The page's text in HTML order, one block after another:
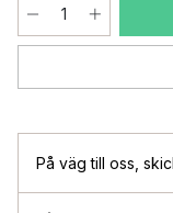
På väg till oss